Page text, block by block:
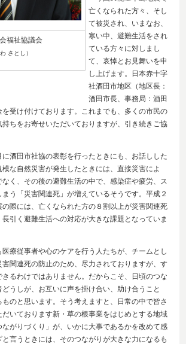
福祉協議会
さとし）
亡くなられた方々、そし
て被災され、いまなお、
寒い中、避難生活をされ
ている方々に対しまし
て、哀悼とお見舞いを申
し上げます。日本赤十字
社酒田市地区（地区長：
酒田市長、事務局：酒田
受け付けております。これまでも、多くの市民の
ちをお寄せいただいておりますが、引き続きご協
酒田市社協の表彰を行ったときにも、お話しした
な自然災害が発生したときには、直接災害によ
なく、その後の避難生活の中で、感染症や疲労、ス
まう「災害関連死」が増えているそうです。平成２
の際には、亡くなられた方の８割以上が災害関連死
引く避難生活への対応が大きな課題となっていま
療従事者や心のケアを行う人たちが、チームとし
関連死の防止のため、尽力されておりますが、す
るわけではありません。だからこそ、日頃のつな
うしが、お互いに声を掛け合い、助け合うこと
のと思います。そう考えますと、日常の中で皆さ
だいております新・草の根事業をはじめとする地域
がりづくり」が、いかに大事であるかを改めて感
と言うときには、そのつながりが大きな力になるも